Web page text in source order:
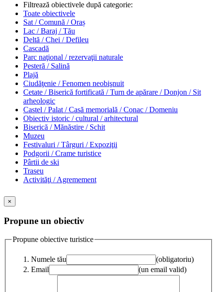
Filtrează obiectivele după categorie:
Toate obiectivele
Sat / Comună / Oraș
Lac / Baraj / Tău
Deltă / Chei / Defileu
Cascadă
Parc naţional / rezervaţii naturale
Pesteră / Salină
Plajă
Ciudăţenie / Fenomen neobişnuit
Cetate / Biserică fortificată / Turn de apărare / Donjon / Sit
arheologic
Castel / Palat / Casă memorială / Conac / Domeniu
Obiectiv istoric / cultural / arhitectural
Biserică / Mănăstire / Schit
Muzeu
Festivaluri / Târguri / Expoziţii
Podgorii / Crame turistice
Pârtii de ski
Traseu
Activităţi / Agremement
×
Propune un obiectiv
Propune obiective turistice
Numele tău
(obligatoriu)
Email
(un email valid)